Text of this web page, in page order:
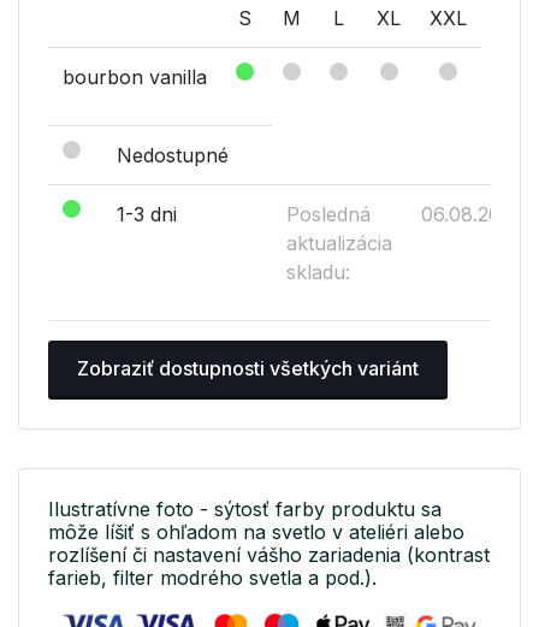
S M L XL XXL
bourbon vanilla
Nedostupné
1-3 dni
Posledná
aktualizácia
skladu:
06.08.2026
Zobraziť dostupnosti všetkých variánt
Ilustratívne foto - sýtosť farby produktu sa
môže líšiť s ohľadom na svetlo v ateliéri alebo
rozlíšení či nastavení vášho zariadenia (kontrast
farieb, filter modrého svetla a pod.).